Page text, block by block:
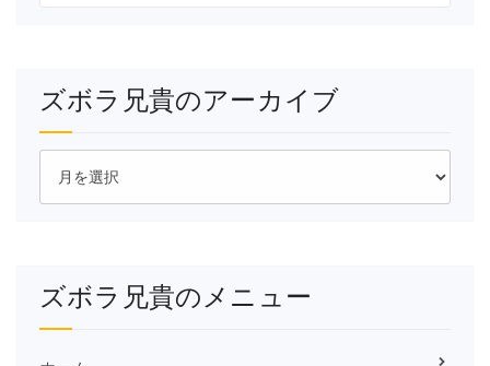
ズボラ兄貴のアーカイブ
ズ
ラ
ア
ズボラ兄貴のメニュー